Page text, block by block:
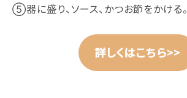
⑤器に盛り、ソース、かつお節をかける。
詳しくはこちら>>